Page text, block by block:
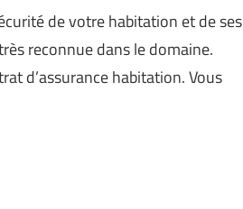
de votre habitation et de ses
reconnue dans le domaine.
d’assurance habitation. Vous